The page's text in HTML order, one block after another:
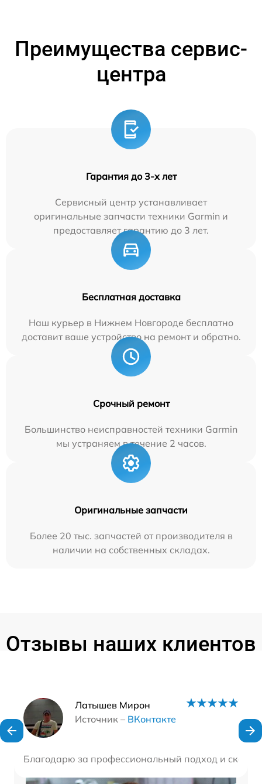
Преимущества сервис-
центра
Гарантия до 3-х лет
Сервисный центр устанавливает
оригинальные запчасти техники Garmin и
предоставляет гарантию до 3 лет.
Бесплатная доставка
Наш курьер в Нижнем Новгороде бесплатно
доставит ваше устройство на ремонт и обратно.
Срочный ремонт
Большинство неисправностей техники Garmin
мы устраняем в течение 2 часов.
Оригинальные запчасти
Более 20 тыс. запчастей от производителя в
наличии на собственных складах.
Отзывы наших клиентов
Латышев Мирон
Источник – ВКонтакте
Благодарю за профессиональный подход и
Наши мастера